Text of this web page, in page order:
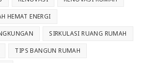
HEMAT ENERGI
SIRKULASI RUANG RUMAH
TIPS BANGUN RUMAH